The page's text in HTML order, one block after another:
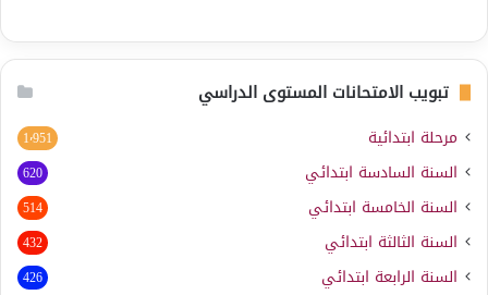
تبويب الامتحانات المستوى الدراسي
مرحلة ابتدائية 1٬951
السنة السادسة ابتدائي 620
السنة الخامسة ابتدائي 514
السنة الثالثة ابتدائي 432
السنة الرابعة ابتدائي 426